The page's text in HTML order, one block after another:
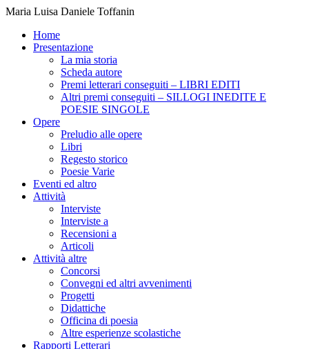
Maria Luisa Daniele Toffanin
Home
Presentazione
La mia storia
Scheda autore
Premi letterari conseguiti – LIBRI EDITI
Altri premi conseguiti – SILLOGI INEDITE E
POESIE SINGOLE
Opere
Preludio alle opere
Libri
Regesto storico
Poesie Varie
Eventi ed altro
Attività
Interviste
Interviste a
Recensioni a
Articoli
Attività altre
Concorsi
Convegni ed altri avvenimenti
Progetti
Didattiche
Officina di poesia
Altre esperienze scolastiche
Rapporti Letterari